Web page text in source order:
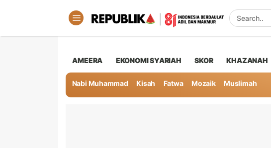
AMEERA EKONOMI SYARIAH SKOR KHAZANAH
Nabi Muhammad Kisah Fatwa Mozaik Muslimah